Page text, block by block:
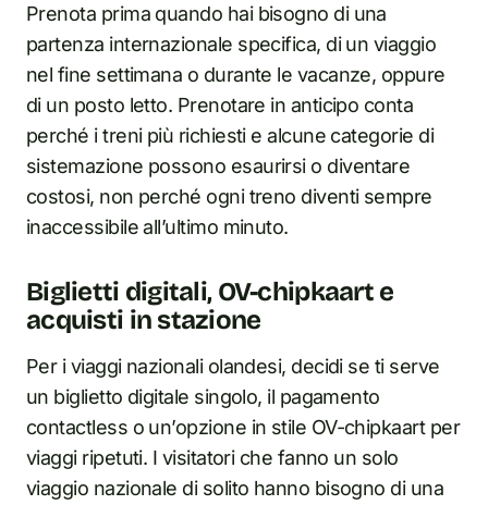
Prenota prima quando hai bisogno di una
partenza internazionale specifica, di un viaggio
nel fine settimana o durante le vacanze, oppure
di un posto letto. Prenotare in anticipo conta
perché i treni più richiesti e alcune categorie di
sistemazione possono esaurirsi o diventare
costosi, non perché ogni treno diventi sempre
inaccessibile all’ultimo minuto.
Biglietti digitali, OV-chipkaart e
acquisti in stazione
Per i viaggi nazionali olandesi, decidi se ti serve
un biglietto digitale singolo, il pagamento
contactless o un’opzione in stile OV-chipkaart per
viaggi ripetuti. I visitatori che fanno un solo
viaggio nazionale di solito hanno bisogno di una